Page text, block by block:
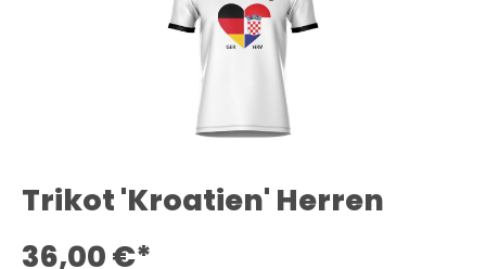
Trikot 'Kroatien' Herren
36,00 €*